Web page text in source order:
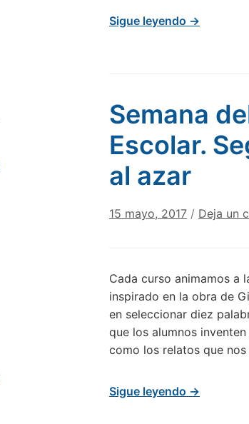
Sigue leyendo →
Semana
Escolar.
al azar
15 mayo, 2017 / Deja un
Cada curso animamos a
inspirado en la obra de
en seleccionar diez
que los alumnos
como los relatos que
Sigue leyendo →